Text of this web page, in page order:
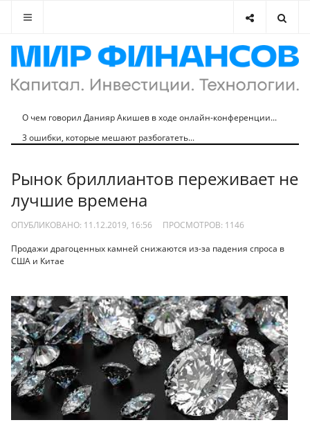
О чем говорил Данияр Акишев в ходе онлайн-конференции...
3 ошибки, которые мешают разбогатеть...
Рынок бриллиантов переживает не
лучшие времена
ОПУБЛИКОВАНО: 11.12.2019, 16:56 ПРОСМОТРОВ: 1146
Продажи драгоценных камней снижаются из-за падения спроса в
США и Китае